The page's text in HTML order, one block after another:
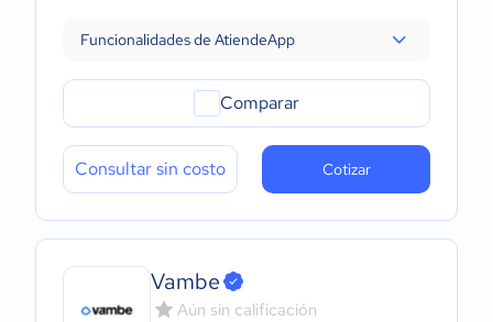
Funcionalidades de AtiendeApp
Comparar
Consultar sin costo Cotizar
Vambe
Aún sin calificación